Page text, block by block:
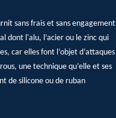
sans frais et sans engagement
dont l'alu, l’acier ou le zinc qui
car elles font l’objet d’attaques
une technique qu’elle et ses
de silicone ou de ruban